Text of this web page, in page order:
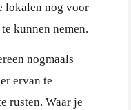
lokalen nog voor
kunnen nemen.
nogmaals
ervan te
rusten. Waar je